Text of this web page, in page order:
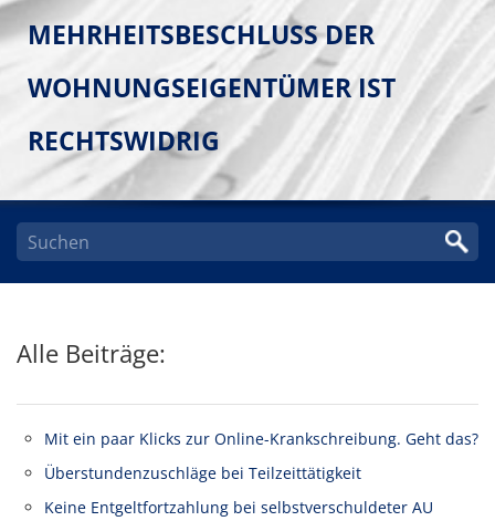
EHRHEITSBESCHLUSS DER W
OHNUNGSEIGENTÜMER IST R
ECHTSWIDRIG
Alle Beiträge:
Mit ein paar Klicks zur Online-Krankschreibung. Geht das?
Überstundenzuschläge bei Teilzeittätigkeit
Keine Entgeltfortzahlung bei selbstverschuldeter AU